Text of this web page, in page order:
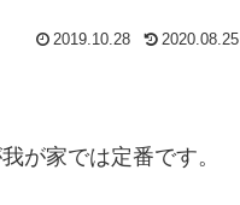
2019.10.28 2020.08.25
が家では定番です。